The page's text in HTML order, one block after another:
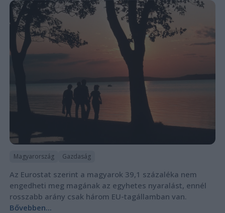
Magyarország Gazdaság
Az Eurostat szerint a magyarok 39,1 százaléka nem
engedheti meg magának az egyhetes nyaralást, ennél
rosszabb arány csak három EU-tagállamban van.
Bővebben...